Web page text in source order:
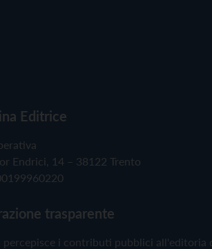
Editrice
Endrici, 14 – 38122 Trento
trasparente
percepisce i contributi pubblici all'editoria